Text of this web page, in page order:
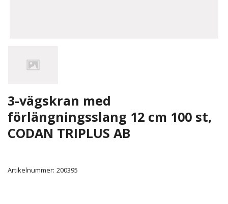
3-vägskran med
förlängningsslang 12 cm 100 st,
CODAN TRIPLUS AB
Artikelnummer: 200395